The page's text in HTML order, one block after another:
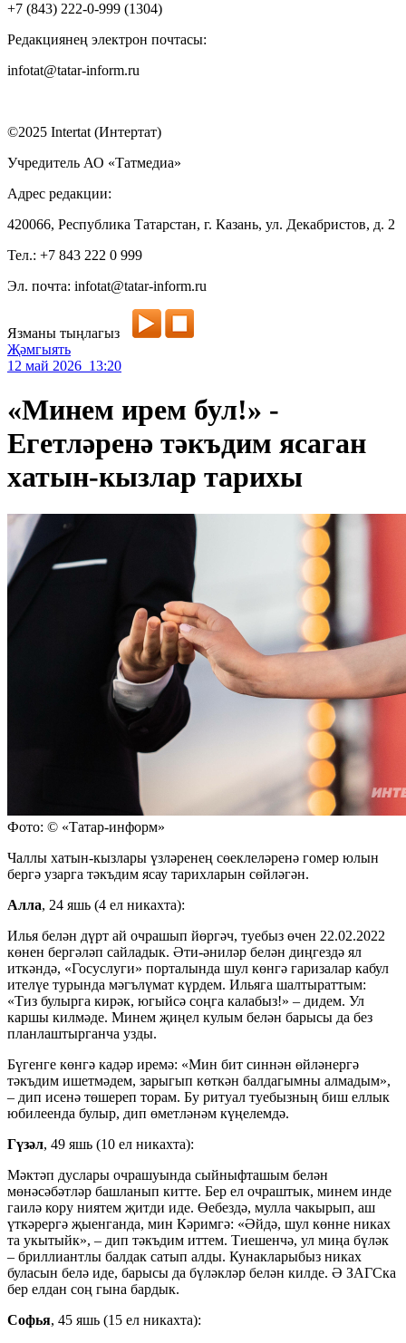
+7 (843) 222-0-999 (1304)
Редакциянең электрон почтасы:
infotat@tatar-inform.ru
©2025 Intertat (Интертат)
Учредитель АО «Татмедиа»
Адрес редакции:
420066, Республика Татарстан, г. Казань, ул. Декабристов, д. 2
Тел.: +7 843 222 0 999
Эл. почта: infotat@tatar-inform.ru
Язманы тыңлагыз
Җәмгыять
12 май 2026 13:20
«Минем ирем бул!» -
Егетләренә тәкъдим ясаган
хатын-кызлар тарихы
Фото: © «Татар-информ»
Чаллы хатын-кызлары үзләренең сөеклеләренә гомер юлын
бергә узарга тәкъдим ясау тарихларын сөйләгән.
Алла, 24 яшь (4 ел никахта):
Илья белән дүрт ай очрашып йөргәч, туебыз өчен 22.02.2022
көнен бергәләп сайладык. Әти-әниләр белән диңгездә ял
иткәндә, «Госуслуги» порталында шул көнгә гаризалар кабул
ителүе турында мәгълүмат күрдем. Ильяга шалтыраттым:
«Тиз булырга кирәк, югыйсә соңга калабыз!» – дидем. Ул
каршы килмәде. Минем җиңел кулым белән барысы да без
планлаштырганча узды.
Бүгенге көнгә кадәр иремә: «Мин бит синнән өйләнергә
тәкъдим ишетмәдем, зарыгып көткән балдагымны алмадым»,
– дип исенә төшереп торам. Бу ритуал туебызның биш еллык
юбилеенда булыр, дип өметләнәм күңелемдә.
Гүзәл, 49 яшь (10 ел никахта):
Мәктәп дуслары очрашуында сыйныфташым белән
мөнәсәбәтләр башланып китте. Бер ел очраштык, минем инде
гаилә кору ниятем җитди иде. Өебездә, мулла чакырып, аш
үткәрергә җыенганда, мин Кәримгә: «Әйдә, шул көнне никах
та укытыйк», – дип тәкъдим иттем. Тиешенчә, ул миңа бүләк
– бриллиантлы балдак сатып алды. Кунакларыбыз никах
буласын белә иде, барысы да бүләкләр белән килде. Ә ЗАГСка
бер елдан соң гына бардык.
Софья, 45 яшь (15 ел никахта):